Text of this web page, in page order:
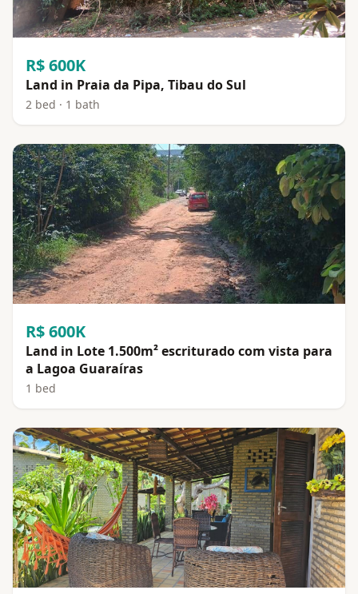
R$ 600K
Land in Praia da Pipa, Tibau do Sul
2 bed · 1 bath
R$ 600K
Land in Lote 1.500m² escriturado com vista para
a Lagoa Guaraíras
1 bed